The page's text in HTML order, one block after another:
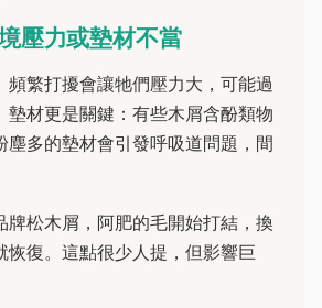
壓力或墊材不當
頻繁打擾會讓牠們壓力大，可能過
墊材更是關鍵：有些木屑含酚類物
塵多的墊材會引發呼吸道問題，間
牌松木屑，阿肥的毛開始打結，換
恢復。這點很少人提，但影響巨